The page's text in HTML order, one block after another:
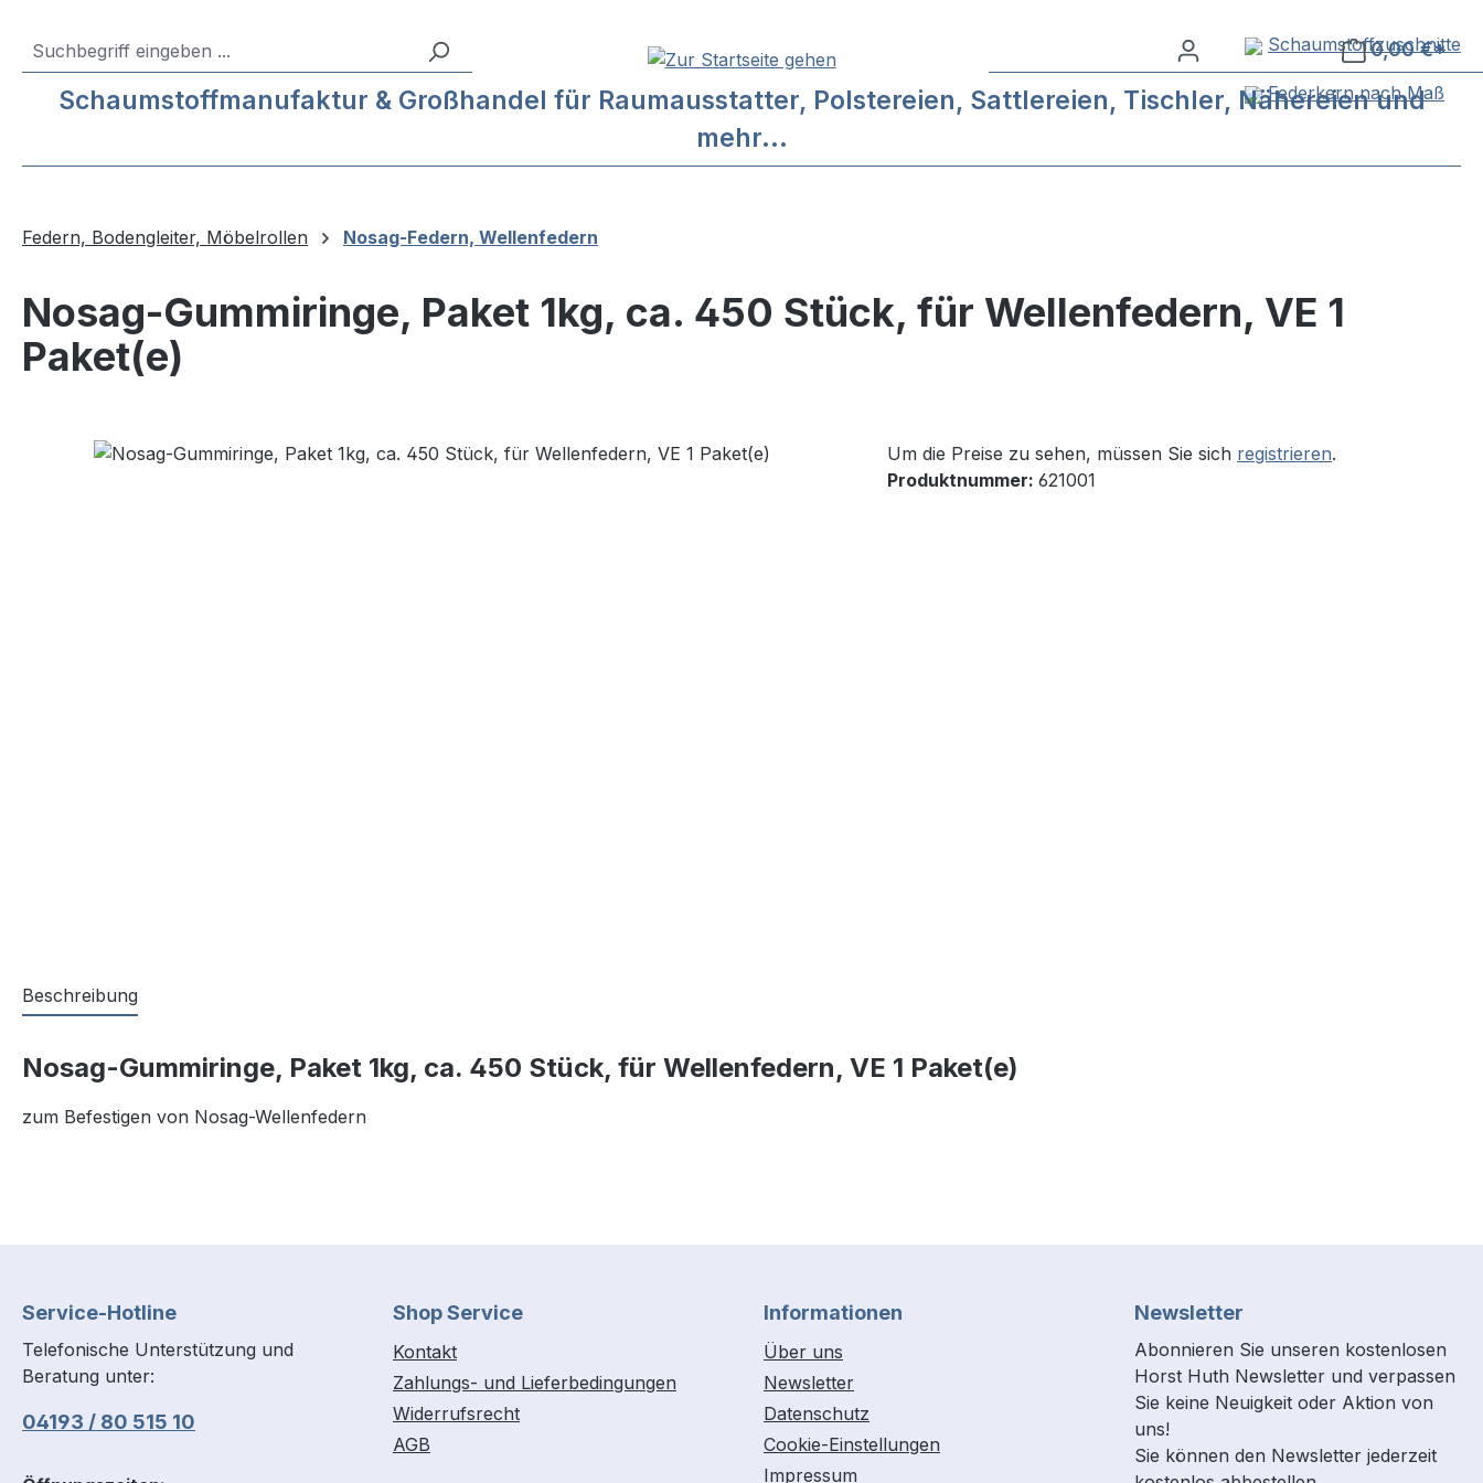
Service-Hotline:04193 – 80 515 10 Schaumstoffzuschnitte
Federkern nach Maß
0,00 €*
Schaumstoffmanufaktur & Großhandel für Raumausstatter, Polstereien, Sattlereien, Tischler, Nähereien und
mehr...
Federn, Bodengleiter, Möbelrollen Nosag-Federn, Wellenfedern
Nosag-Gummiringe, Paket 1kg, ca. 450 Stück, für Wellenfedern, VE 1
Paket(e)
Bildergalerie überspringen Um die Preise zu sehen, müssen Sie sich registrieren.
Produktnummer: 621001
Beschreibung
Nosag-Gummiringe, Paket 1kg, ca. 450 Stück, für Wellenfedern, VE 1 Paket(e)
zum Befestigen von Nosag-Wellenfedern
Service-Hotline
Telefonische Unterstützung und
Beratung unter:
04193 / 80 515 10
Shop Service
Kontakt
Zahlungs- und Lieferbedingungen
Widerrufsrecht
AGB
Informationen
Über uns
Newsletter
Datenschutz
Cookie-Einstellungen
Impressum
Newsletter
Abonnieren Sie unseren kostenlosen
Horst Huth Newsletter und verpassen
Sie keine Neuigkeit oder Aktion von
uns!
Sie können den Newsletter jederzeit